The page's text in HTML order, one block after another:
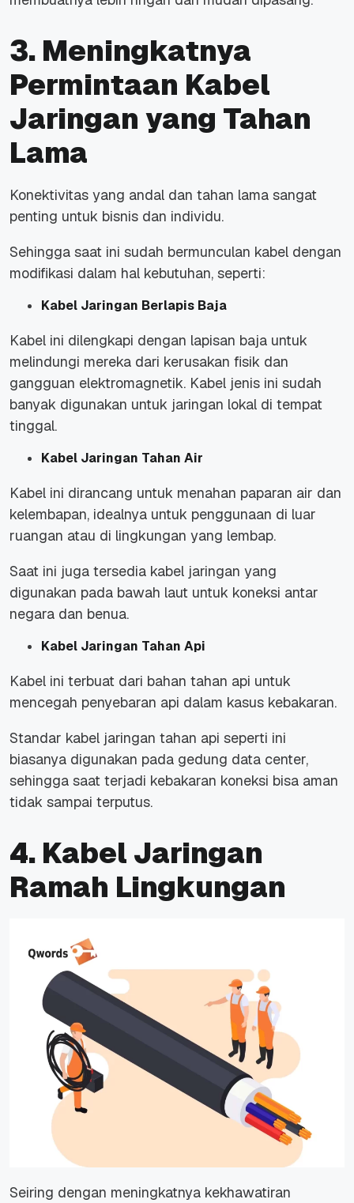
3. Meningkatnya
Permintaan Kabel
Jaringan yang Tahan
Lama
Konektivitas yang andal dan tahan lama sangat
penting untuk bisnis dan individu.
Sehingga saat ini sudah bermunculan kabel dengan
modifikasi dalam hal kebutuhan, seperti:
Kabel Jaringan Berlapis Baja
Kabel ini dilengkapi dengan lapisan baja untuk
melindungi mereka dari kerusakan fisik dan
gangguan elektromagnetik. Kabel jenis ini sudah
banyak digunakan untuk jaringan lokal di tempat
tinggal.
Kabel Jaringan Tahan Air
Kabel ini dirancang untuk menahan paparan air dan
kelembapan, idealnya untuk penggunaan di luar
ruangan atau di lingkungan yang lembap.
Saat ini juga tersedia kabel jaringan yang
digunakan pada bawah laut untuk koneksi antar
negara dan benua.
Kabel Jaringan Tahan Api
Kabel ini terbuat dari bahan tahan api untuk
mencegah penyebaran api dalam kasus kebakaran.
Standar kabel jaringan tahan api seperti ini
biasanya digunakan pada gedung data center,
sehingga saat terjadi kebakaran koneksi bisa aman
tidak sampai terputus.
4. Kabel Jaringan
Ramah Lingkungan
Seiring dengan meningkatnya kekhawatiran